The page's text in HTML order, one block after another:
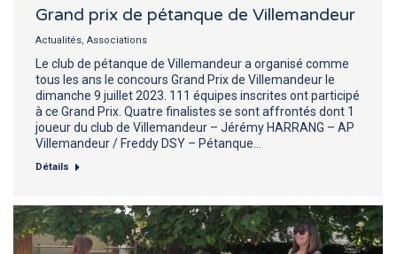
Grand prix de pétanque de Villemandeur
Actualités, Associations
Le club de pétanque de Villemandeur a organisé comme
tous les ans le concours Grand Prix de Villemandeur le
dimanche 9 juillet 2023. 111 équipes inscrites ont participé
à ce Grand Prix. Quatre finalistes se sont affrontés dont 1
joueur du club de Villemandeur – Jérémy HARRANG – AP
Villemandeur / Freddy DSY – Pétanque…
Détails